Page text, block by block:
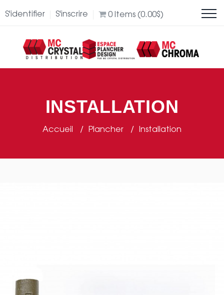
S'identifier S'inscrire 0 Items (0.00$)
INSTALLATION
Accueil Plancher Installation